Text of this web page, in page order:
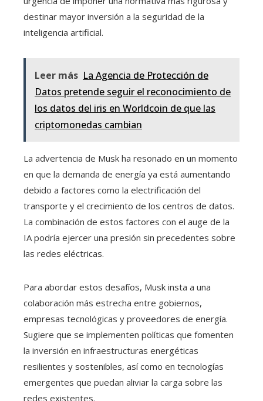
destinar mayor inversión a la seguridad de la
inteligencia artificial.
Leer más La Agencia de Protección de
Datos pretende seguir el reconocimiento de
los datos del iris en Worldcoin de que las
criptomonedas cambian
La advertencia de Musk ha resonado en un momento
en que la demanda de energía ya está aumentando
debido a factores como la electrificación del
transporte y el crecimiento de los centros de datos.
La combinación de estos factores con el auge de la
IA podría ejercer una presión sin precedentes sobre
las redes eléctricas.​
Para abordar estos desafíos, Musk insta a una
colaboración más estrecha entre gobiernos,
empresas tecnológicas y proveedores de energía.
Sugiere que se implementen políticas que fomenten
la inversión en infraestructuras energéticas
resilientes y sostenibles, así como en tecnologías
emergentes que puedan aliviar la carga sobre las
redes existentes.​